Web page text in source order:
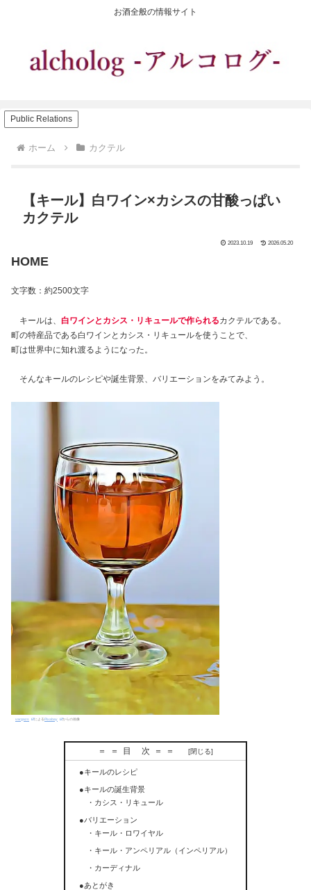
お酒全般の情報サイト
Public Relations
ホーム カクテル
【キール】白ワイン×カシスの甘酸っぱい
カクテル
2023.10.19 2026.05.20
HOME
文字数：約2500文字
キールは、 白ワインとカシス・リキュールで作られるカクテルである。
町の特産品である白ワインとカシス・リキュールを使うことで、
町は世界中に知れ渡るようになった。
そんなキールのレシピや誕生背景、バリエーションをみてみよう。
vargazs によるPixabay からの画像
＝＝目 次＝＝
●キールのレシピ
●キールの誕生背景
・カシス・リキュール
●バリエーション
・キール・ロワイヤル
・キール・アンペリアル（インペリアル）
・カーディナル
●あとがき